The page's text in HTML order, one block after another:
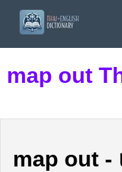
map out
map out -